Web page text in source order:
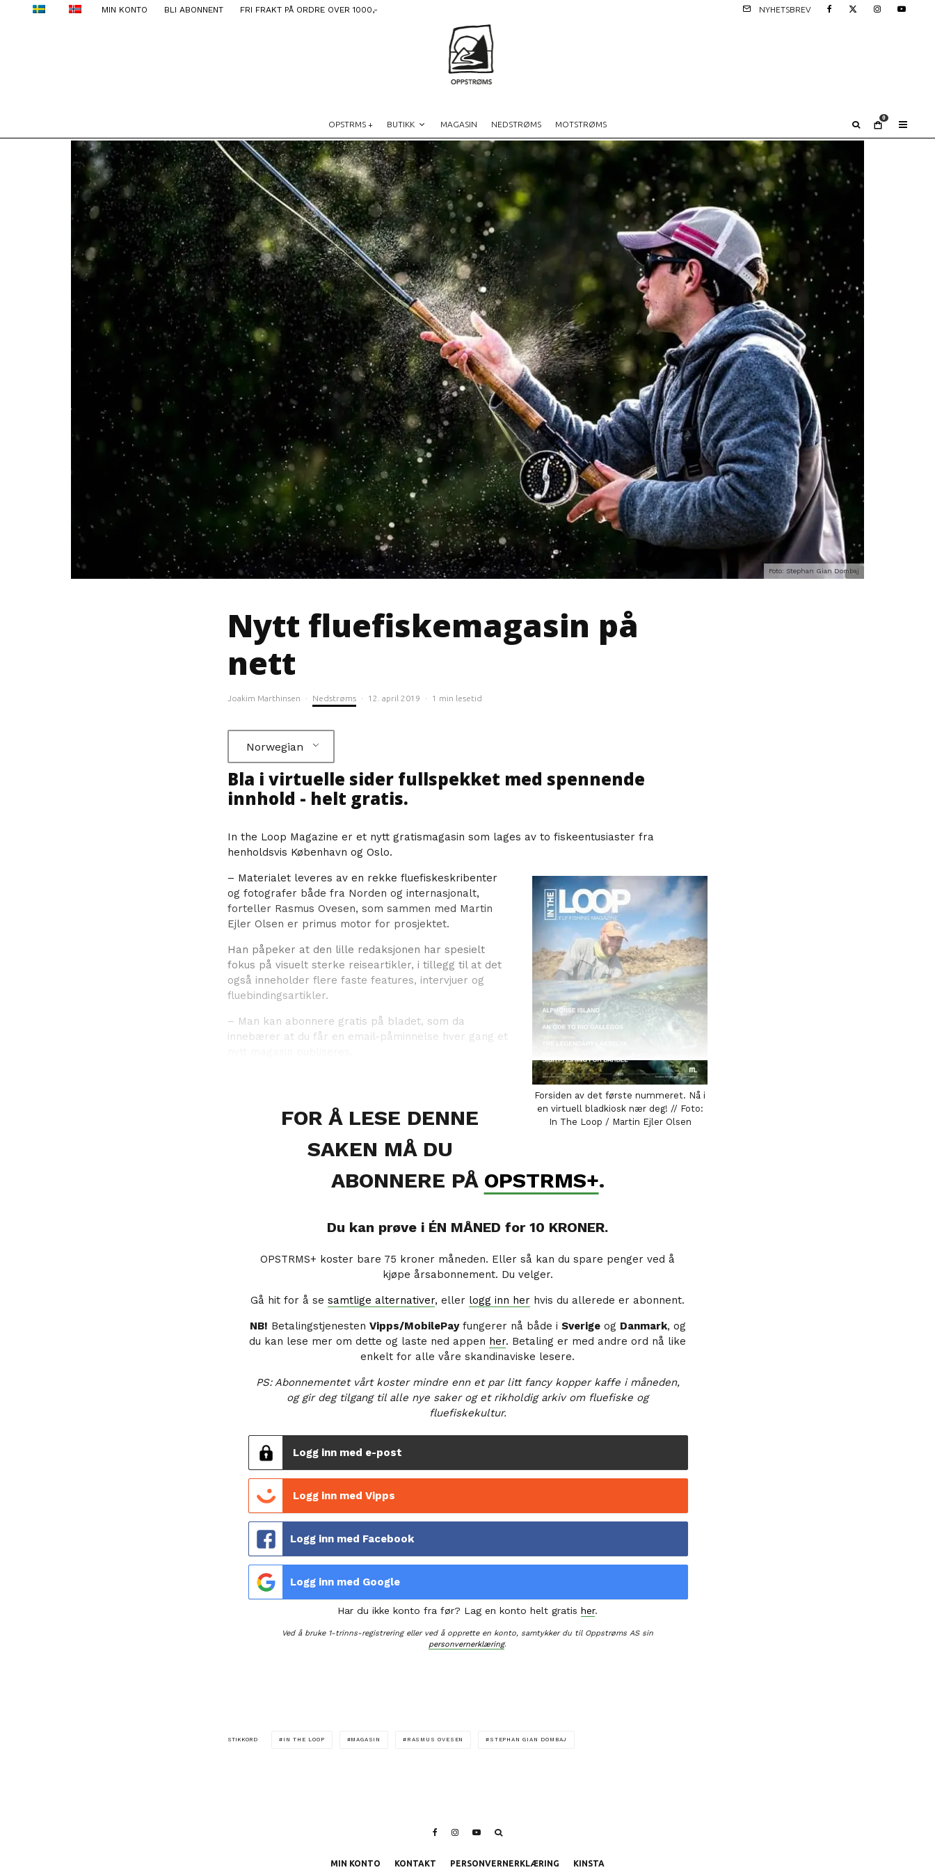
MIN KONTO BLI ABONNENT FRI FRAKT PÅ ORDRE OVER 1000,- NYHETSBREV
OPSTRMS + BUTIKK MAGASIN NEDSTRØMS MOTSTRØMS
0
Foto: Stephan Gian Dombaj
Nytt fluefiskemagasin på
nett
Joakim Marthinsen · Nedstrøms · 12. april 2019 · 1 min lesetid
Norwegian
Bla i virtuelle sider fullspekket med spennende
innhold - helt gratis.
In the Loop Magazine er et nytt gratismagasin som lages av to fiskeentusiaster fra
henholdsvis København og Oslo.
Forsiden av det første nummeret. Nå i
en virtuell bladkiosk nær deg! // Foto:
In The Loop / Martin Ejler Olsen
– Materialet leveres av en rekke fluefiskeskribenter
og fotografer både fra Norden og internasjonalt,
forteller Rasmus Ovesen, som sammen med Martin
Ejler Olsen er primus motor for prosjektet.
Han påpeker at den lille redaksjonen har spesielt
fokus på visuelt sterke reiseartikler, i tillegg til at det
også inneholder flere faste features, intervjuer og
fluebindingsartikler.
– Man kan abonnere gratis på bladet, som da
innebærer at du får en email-påminnelse hver gang et
FOR Å LESE DENNE
SAKEN MÅ DU
ABONNERE PÅ OPSTRMS+.
Du kan prøve i ÉN MÅNED for 10 KRONER.
OPSTRMS+ koster bare 75 kroner måneden. Eller så kan du spare penger ved å
kjøpe årsabonnement. Du velger.
Gå hit for å se samtlige alternativer, eller logg inn her hvis du allerede er abonnent.
NB! Betalingstjenesten Vipps/MobilePayfungerer nå både i Sverigeog Danmark, og
du kan lese mer om dette og laste ned appen her. Betaling er med andre ord nå like
enkelt for alle våre skandinaviske lesere.
PS: Abonnementet vårt koster mindre enn et par litt fancy kopper kaffe i måneden,
og gir deg tilgang til alle nye saker og et rikholdig arkiv om fluefiske og
fluefiskekultur.
Logg inn med e-post
Logg inn med Vipps
Logg inn med Facebook
Logg inn med Google
Har du ikke konto fra før? Lag en konto helt gratis her.
Ved å bruke 1-trinns-registrering eller ved å opprette en konto, samtykker du til Oppstrøms AS sin
personvernerklæring.
STIKKORD IN THE LOOP MAGASIN RASMUS OVESEN STEPHAN GIAN DOMBAJ
MIN KONTO KONTAKT PERSONVERNERKLÆRING KINSTA